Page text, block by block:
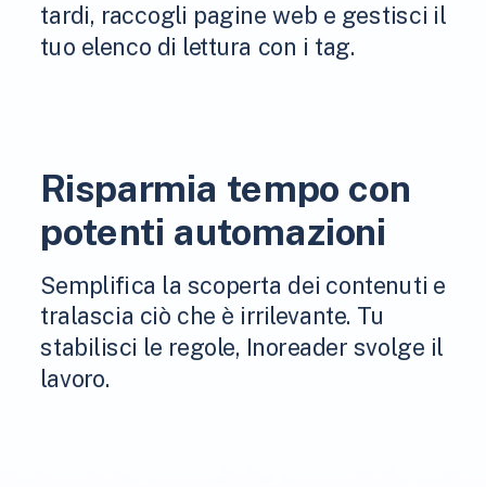
tardi, raccogli pagine web e gestisci il
tuo elenco di lettura con i tag.
Risparmia tempo con
potenti automazioni
Semplifica la scoperta dei contenuti e
tralascia ciò che è irrilevante. Tu
stabilisci le regole, Inoreader svolge il
lavoro.